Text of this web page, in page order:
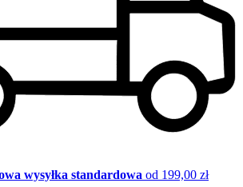
wysyłka standardowa od 199,00 zł